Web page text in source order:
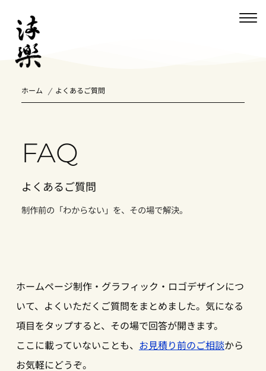
ホーム よくあるご質問
FAQ
よくあるご質問
制作前の「わからない」を、その場で解決。
ホームページ制作・グラフィック・ロゴデザインにつ
いて、よくいただくご質問をまとめました。気になる
項目をタップすると、その場で回答が開きます。
ここに載っていないことも、 お見積り前のご相談から
お気軽にどうぞ。